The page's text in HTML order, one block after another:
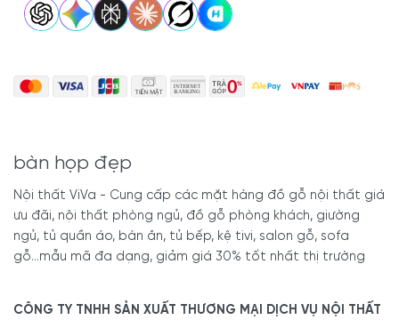
bàn họp đẹp
Nội thất ViVa - Cung cấp các mặt hàng đồ gỗ nội thất giá
ưu đãi, nội thất phòng ngủ, đồ gỗ phòng khách, giường
ngủ, tủ quần áo, bàn ăn, tủ bếp, kệ tivi, salon gỗ, sofa
gỗ...mẫu mã đa dạng, giảm giá 30% tốt nhất thị trường
CÔNG TY TNHH SẢN XUẤT THƯƠNG MẠI DỊCH VỤ NỘI THẤT